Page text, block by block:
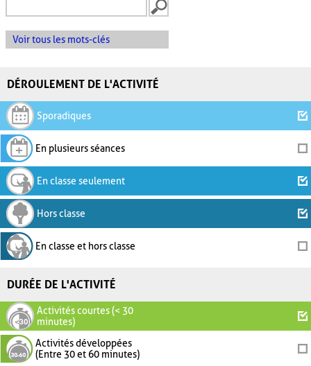
Voir tous les mots-clés
DÉROULEMENT DE L'ACTIVITÉ
Sporadiques
En plusieurs séances
En classe seulement
Hors classe
En classe et hors classe
DURÉE DE L'ACTIVITÉ
Activités courtes (< 30
minutes)
Activités développées
(Entre 30 et 60 minutes)